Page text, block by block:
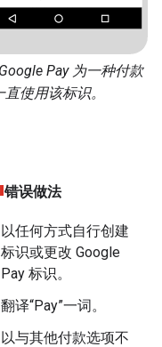
Pay 为一种付款
使用该标识。
错误做法
以任何方式自行创建
标识或更改 Google
Pay 标识。
翻译“Pay”一词。
以与其他付款选项不